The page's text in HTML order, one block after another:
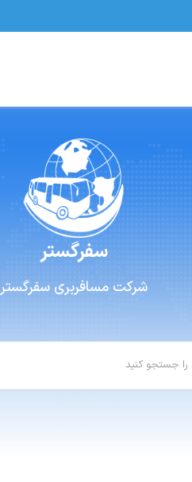
سفرگستر
شرکت مسافربری سفرگستر